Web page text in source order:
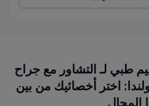
الإنجليزية لاستشارات الغدد
طبي لـ التشاور مع جراح
اختر أخصائيك من بين
المجال